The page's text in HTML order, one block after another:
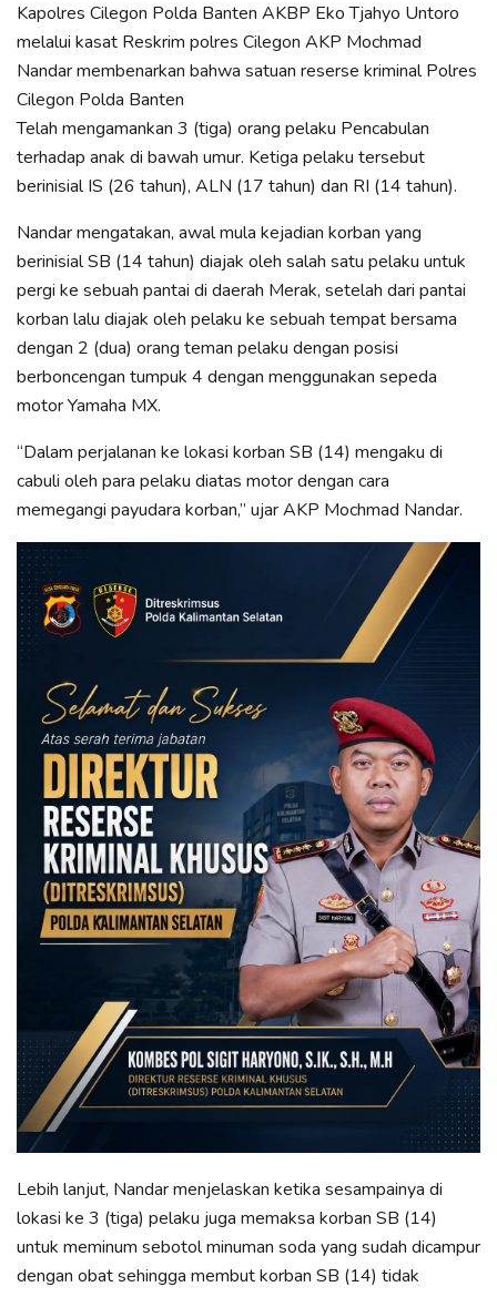
Kapolres Cilegon Polda Banten AKBP Eko Tjahyo Untoro
melalui kasat Reskrim polres Cilegon AKP Mochmad
Nandar membenarkan bahwa satuan reserse kriminal Polres
Cilegon Polda Banten
Telah mengamankan 3 (tiga) orang pelaku Pencabulan
terhadap anak di bawah umur. Ketiga pelaku tersebut
berinisial IS (26 tahun), ALN (17 tahun) dan RI (14 tahun).
Nandar mengatakan, awal mula kejadian korban yang
berinisial SB (14 tahun) diajak oleh salah satu pelaku untuk
pergi ke sebuah pantai di daerah Merak, setelah dari pantai
korban lalu diajak oleh pelaku ke sebuah tempat bersama
dengan 2 (dua) orang teman pelaku dengan posisi
berboncengan tumpuk 4 dengan menggunakan sepeda
motor Yamaha MX.
“Dalam perjalanan ke lokasi korban SB (14) mengaku di
cabuli oleh para pelaku diatas motor dengan cara
memegangi payudara korban,” ujar AKP Mochmad Nandar.
Lebih lanjut, Nandar menjelaskan ketika sesampainya di
lokasi ke 3 (tiga) pelaku juga memaksa korban SB (14)
untuk meminum sebotol minuman soda yang sudah dicampur
dengan obat sehingga membut korban SB (14) tidak